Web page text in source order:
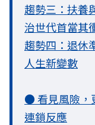
趨勢三：扶養
治世代首當其
趨勢四：退休
人生新變數
● 看見風險，
連鎖反應